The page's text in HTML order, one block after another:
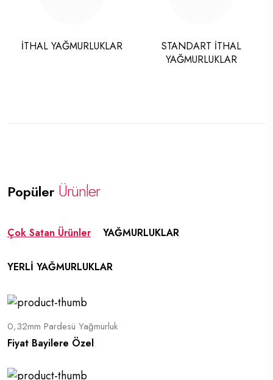
İTHAL YAĞMURLUKLAR
STANDART İTHAL
YAĞMURLUKLAR
Popüler Ürünler
Çok Satan Ürünler YAĞMURLUKLAR
YERLİ YAĞMURLUKLAR
0,32mm Pardesü Yağmurluk
Fiyat Bayilere Özel